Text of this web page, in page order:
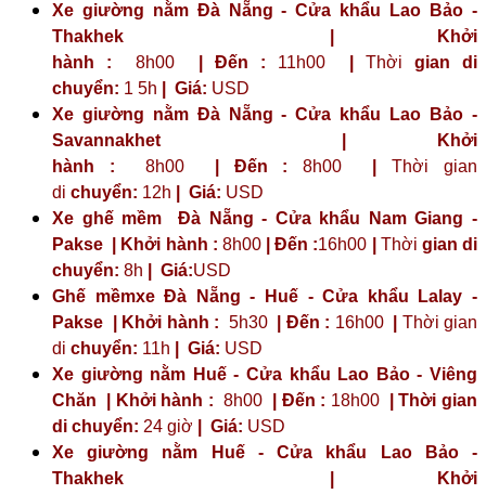
Xe giường nằm Đà Nẵng - Cửa khẩu Lao Bảo -
Thakhek | Khởi
hành : 8h00 | Đến : 11h00 Thời gian di
chuyển: 1 5h Giá: USD
Xe giường nằm Đà Nẵng - Cửa khẩu Lao Bảo -
Savannakhet | Khởi
hành : 8h00| Đến : 8h00 |Thời gian
di chuyển: 12h Giá: USD
Xe ghế mềm Đà Nẵng - Cửa khẩu Nam Giang -
Pakse | Khởi hành : 8h00| Đến :16h00 Thời gian di
chuyển: 8h Giá:USD
Ghế mềmxe Đà Nẵng - Huế - Cửa khẩu Lalay -
Pakse | Khởi hành : 5h30| Đến : 16h00| Thời gian
di chuyển: 11h Giá: USD
Xe giường nằm Huế - Cửa khẩu Lao Bảo - Viêng
Chăn | Khởi hành : 8h00| Đến : 18h00| Thời gian
di chuyển: 24 giờ | Giá: USD
Xe giường nằm Huế - Cửa khẩu Lao Bảo -
Thakhek | Khởi